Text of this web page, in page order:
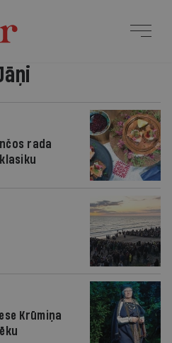
rada
Krūmiņa